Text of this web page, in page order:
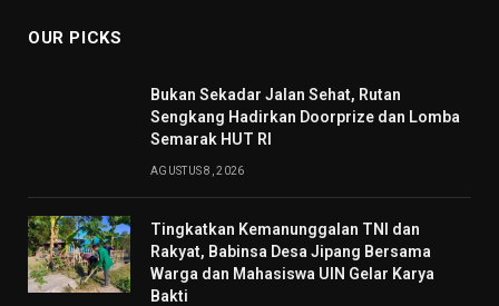
OUR PICKS
Bukan Sekadar Jalan Sehat, Rutan
Sengkang Hadirkan Doorprize dan Lomba
Semarak HUT RI
AGUSTUS 8, 2026
Tingkatkan Kemanunggalan TNI dan
Rakyat, Babinsa Desa Jipang Bersama
Warga dan Mahasiswa UIN Gelar Karya
Bakti